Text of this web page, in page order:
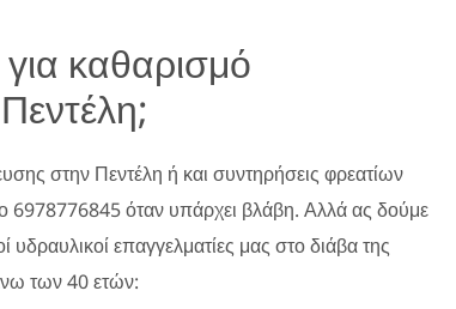
για καθαρισμό
στην Πεντέλη ή και συντηρήσεις φρεατίων
6978776845 όταν υπάρχει βλάβη. Αλλά ας δούμε
υδραυλικοί επαγγελματίες μας στο διάβα της
των 40 ετών: